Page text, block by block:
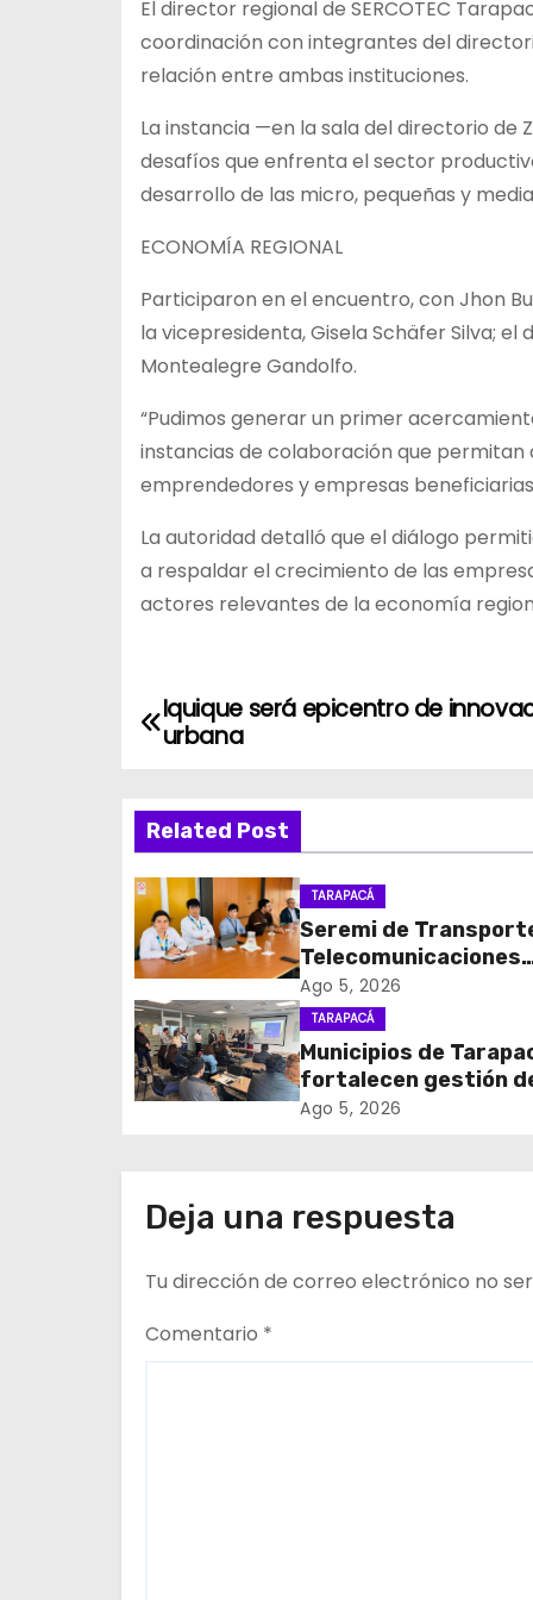
El director regional de SERCOTEC
coordinación con integrantes del
relación entre ambas instituciones.
La instancia —en la sala del directorio de
desafíos que enfrenta el sector
desarrollo de las micro, pequeñas y
ECONOMÍA REGIONAL
Participaron en el encuentro, con Jhon
la vicepresidenta, Gisela Schäfer Silva;
Montealegre Gandolfo.
“Pudimos generar un primer
instancias de colaboración que
emprendedores y empresas
La autoridad detalló que el diálogo
a respaldar el crecimiento de las
actores relevantes de la economía
N
v
e
g
a
c
i
d
e
e
Iquique será epicentro de
urbana
Related Post
TARAPACÁ
Seremi de
Telecomunicaciones
encabezó primera
coordinación para el
de cables en desuso
Iquique
Ago 5, 2026
TARAPACÁ
Municipios de
fortalecen gestión
subsidios de agua
Ago 5, 2026
Deja una respuesta
Tu dirección de correo electrónico no
Comentario *